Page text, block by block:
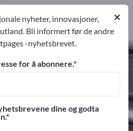
produsenter og
Produsent12
Distributører
×
nyheter, innovasjoner,
Bli informert før de andre
-nyhetsbrevet.
for å abonnere.
dine og godta